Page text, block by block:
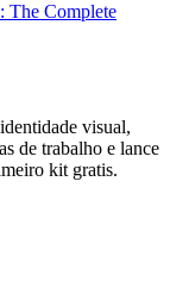
The Complete
visual,
de trabalho e lance
kit gratis.